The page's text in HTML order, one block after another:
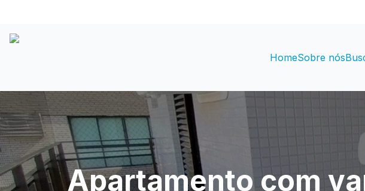
HomeSobre nós
Apartamento com